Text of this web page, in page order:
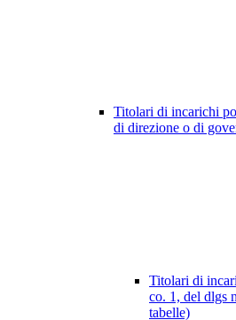
Titolari di incarichi
di direzione o di
Titolari di
co. 1, del dlgs
tabelle)